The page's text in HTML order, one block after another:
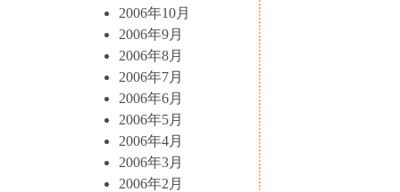
2006年10月
2006年9月
2006年8月
2006年7月
2006年6月
2006年5月
2006年4月
2006年3月
2006年2月